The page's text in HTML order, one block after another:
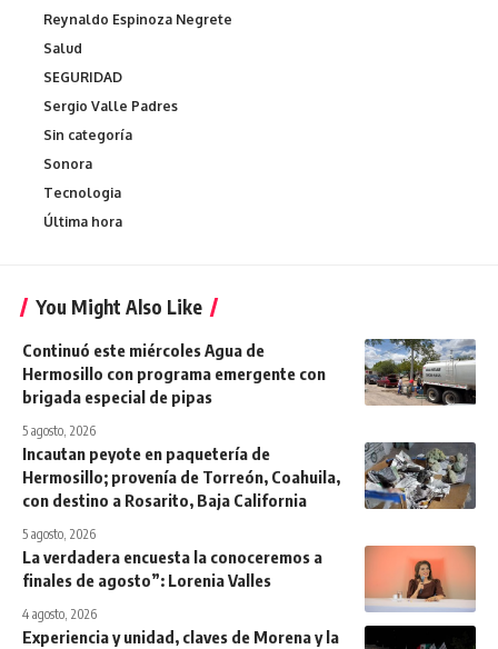
Reynaldo Espinoza Negrete
Salud
SEGURIDAD
Sergio Valle Padres
Sin categoría
Sonora
Tecnologia
Última hora
You Might Also Like
Continuó este miércoles Agua de
Hermosillo con programa emergente con
brigada especial de pipas
5 agosto, 2026
Incautan peyote en paquetería de
Hermosillo; provenía de Torreón, Coahuila,
con destino a Rosarito, Baja California
5 agosto, 2026
La verdadera encuesta la conoceremos a
finales de agosto”: Lorenia Valles
4 agosto, 2026
Experiencia y unidad, claves de Morena y la